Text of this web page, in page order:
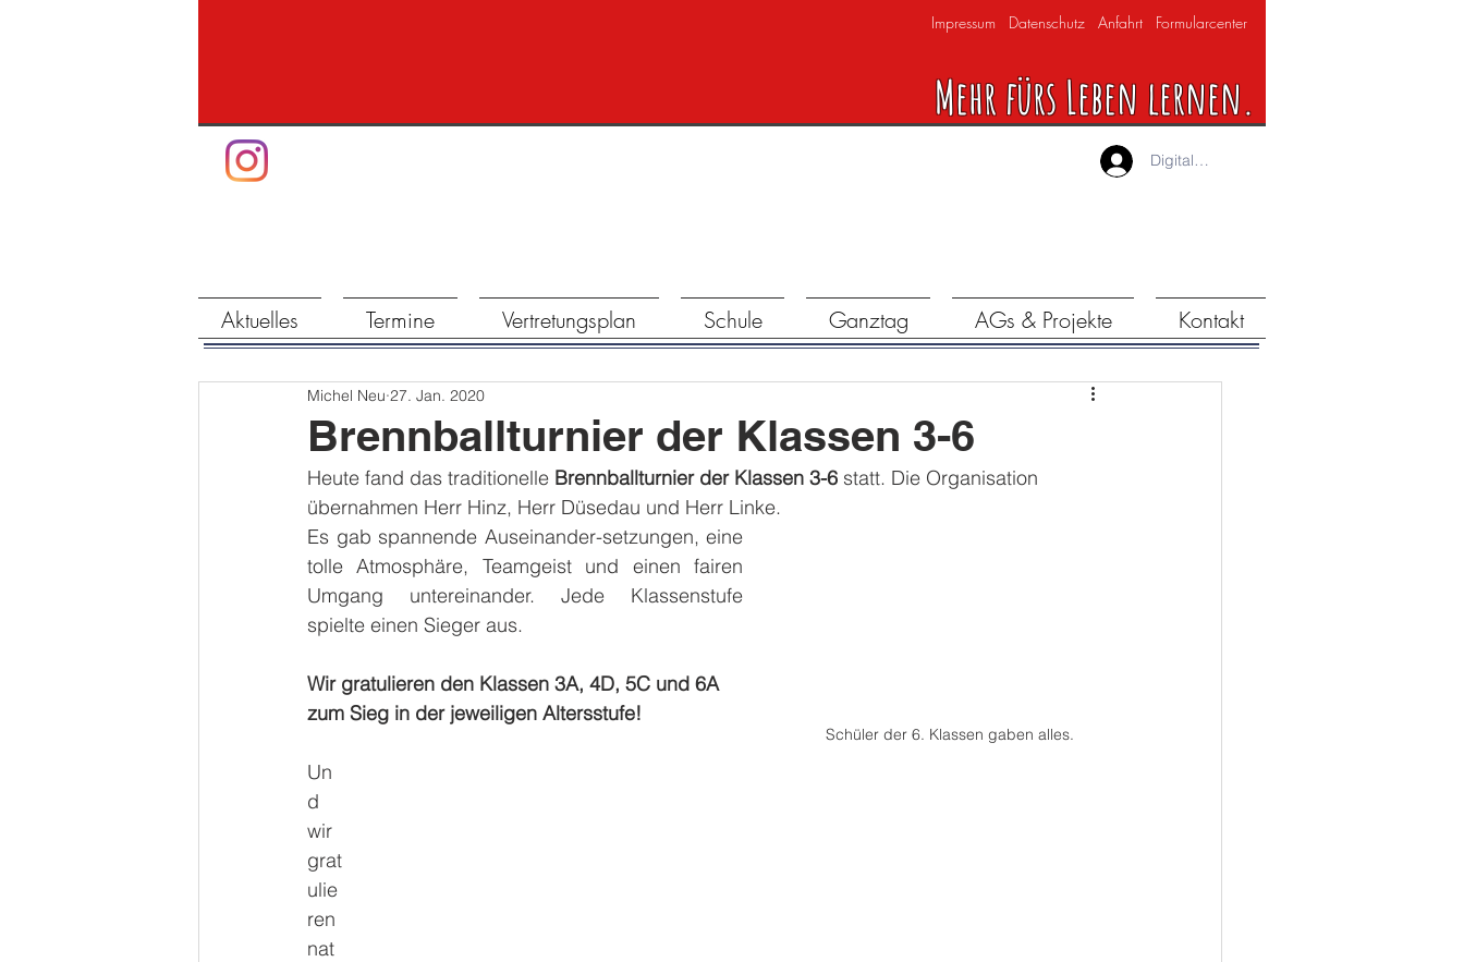
Impressum Datenschutz Anfahrt Formularcenter
Mehr fürs Leben lernen.
Digitaler Lernraum
Aktuelles Termine Vertretungsplan Schule Ganztag AGs & Projekte Kontakt
Brennballturnier der Klassen 3-6
Michel Neu 27. Jan. 2020
Heute fand das traditionelle Brennballturnier der Klassen 3-6 statt. Die Organisation
übernahmen Herr Hinz, Herr Düsedau und Herr Linke.
Schüler der 6. Klassen gaben alles.
Es gab spannende Auseinander-setzungen, eine
tolle Atmosphäre, Teamgeist und einen fairen
Umgang untereinander. Jede Klassenstufe
spielte einen Sieger aus.
Wir gratulieren den Klassen 3A, 4D, 5C und 6A
zum Sieg in der jeweiligen Altersstufe!
Un
d
wir
grat
ulie
ren
nat